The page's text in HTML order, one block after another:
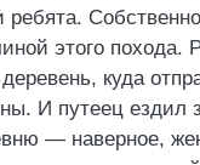
этого похода.
куда
И путеец ездил
— наверное,